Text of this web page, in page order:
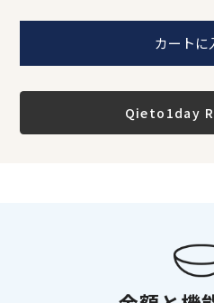
Qieto1day